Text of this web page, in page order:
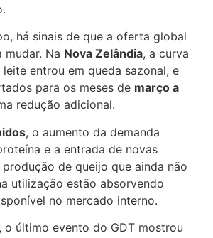
há sinais de que a oferta global
mudar. Na Nova Zelândia, a curva
entrou em queda sazonal, e
para os meses de março a
redução adicional.
, o aumento da demanda
e a entrada de novas
de queijo que ainda não
utilização estão absorvendo
no mercado interno.
o último evento do GDT mostrou